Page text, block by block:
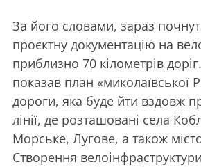
За його словами, зараз
проєктну документацію на
приблизно 70 кілометрів
показав план «миколаївської
дороги, яка буде йти вздовж
лінії, де розташовані села
Морське, Лугове, а також
Створення